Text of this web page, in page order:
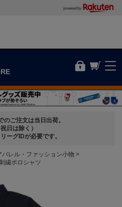
powered by
のご注文は当日出荷。
祝日は除く）
ーグIDが必要です。
パレル・ファッション小物
繍ポロシャツ